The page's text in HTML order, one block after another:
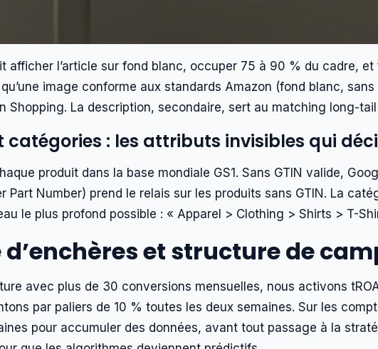
afficher l’article sur fond blanc, occuper 75 à 90 % du cadre,
image conforme aux standards Amazon (fond blanc,
Shopping. La description, secondaire, sert au matching long-
catégories : les attributs invisibles qui
produit dans la base mondiale GS1. Sans GTIN valide,
Part Number) prend le relais sur les produits sans GTIN. La
le plus profond possible : « Apparel > Clothing > Shirts > T-
et structure de
avec plus de 30 conversions mensuelles, nous activons
par paliers de 10 % toutes les deux semaines. Sur les
pour accumuler des données, avant tout passage à la